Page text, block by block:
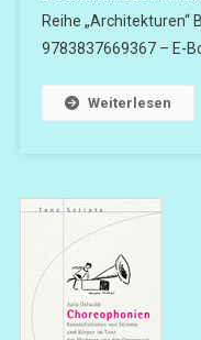
Reihe „Architekturen“
9783837669367 – E-
Weiterlesen